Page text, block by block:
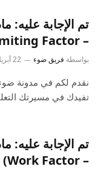
تم الإجابة
– Limiting Factor) في الإدراة؟
بواسطة فريق ضوء 22 أبريل، 2025
نقدم لكم في مدونة ضوء
تفيدك في مسيرتك
تم الإجابة عليه:
– Work Factor) في الإدراة؟